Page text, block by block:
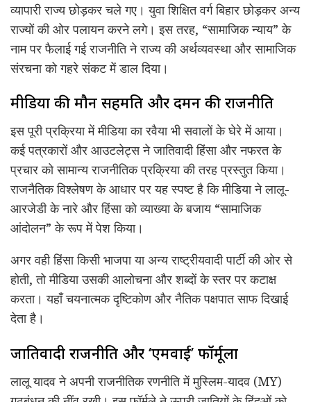
व्यापारी राज्य छोड़कर चले गए। युवा शिक्षित वर्ग बिहार छोड़कर अन्य
राज्यों की ओर पलायन करने लगे। इस तरह, “सामाजिक न्याय” के
नाम पर फैलाई गई राजनीति ने राज्य की अर्थव्यवस्था और सामाजिक
संरचना को गहरे संकट में डाल दिया।
मीडिया की मौन सहमति और दमन की राजनीति
इस पूरी प्रक्रिया में मीडिया का रवैया भी सवालों के घेरे में आया।
कई पत्रकारों और आउटलेट्स ने जातिवादी हिंसा और नफरत के
प्रचार को सामान्य राजनीतिक प्रक्रिया की तरह प्रस्तुत किया।
राजनैतिक विश्लेषण के आधार पर यह स्पष्ट है कि मीडिया ने लालू-
आरजेडी के नारे और हिंसा को व्याख्या के बजाय “सामाजिक
आंदोलन” के रूप में पेश किया।
अगर वही हिंसा किसी भाजपा या अन्य राष्ट्रीयवादी पार्टी की ओर से
होती, तो मीडिया उसकी आलोचना और शब्दों के स्तर पर कटाक्ष
करता। यहाँ चयनात्मक दृष्टिकोण और नैतिक पक्षपात साफ दिखाई
देता है।
जातिवादी राजनीति और ‘एमवाई’ फॉर्मूला
लालू यादव ने अपनी राजनीतिक रणनीति में मुस्लिम-यादव (MY)